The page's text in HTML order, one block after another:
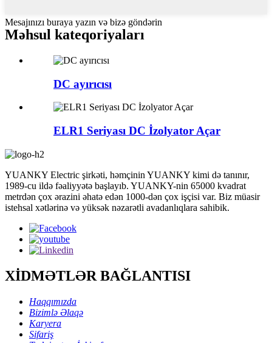
Mesajınızı buraya yazın və bizə göndərin
Məhsul kateqoriyaları
DC ayırıcısı
ELR1 Seriyası DC İzolyator Açar
YUANKY Electric şirkəti, həmçinin YUANKY kimi də tanınır,
1989-cu ildə fəaliyyətə başlayıb. YUANKY-nin 65000 kvadrat
metrdən çox ərazini əhatə edən 1000-dən çox işçisi var. Biz müasir
istehsal xətlərinə və yüksək nəzarətli avadanlıqlara sahibik.
XİDMƏTLƏR BAĞLANTISI
Haqqımızda
Bizimlə Əlaqə
Karyera
Sifariş